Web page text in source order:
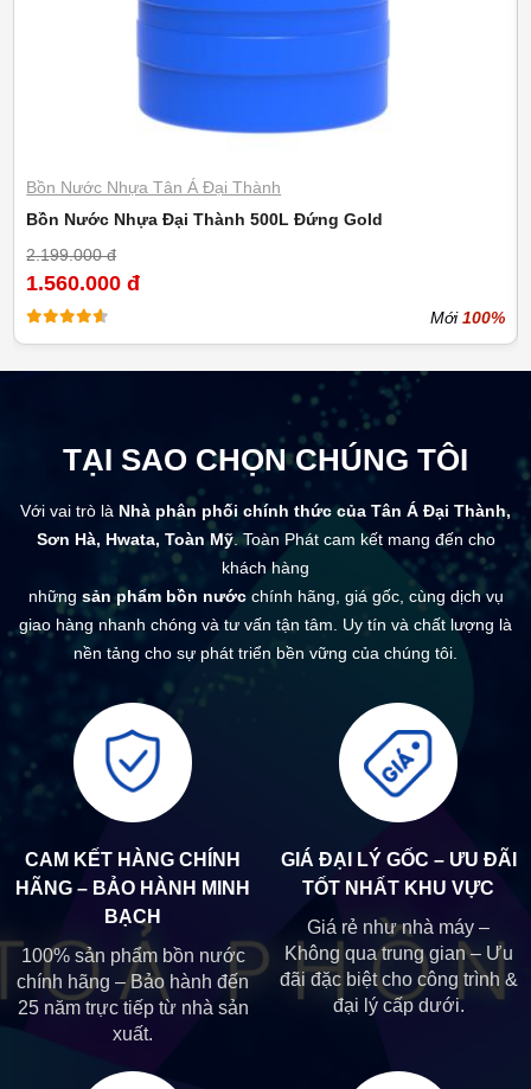
Bồn Nước Nhựa Tân Á Đại Thành
Bồn Nước Nhựa Đại Thành 500L Đứng Gold
2.199.000 đ
1.560.000 đ
Mới100%
TẠI SAO CHỌN CHÚNG TÔI
Với vai trò là Nhà phân phối chính thức của Tân Á Đại Thành,
Sơn Hà, Hwata, Toàn Mỹ. Toàn Phát cam kết mang đến cho
khách hàng
những sản phẩm bồn nướcchính hãng, giá gốc, cùng dịch vụ
giao hàng nhanh chóng và tư vấn tận tâm. Uy tín và chất lượng là
nền tảng cho sự phát triển bền vững của chúng tôi.
CAM KẾT HÀNG CHÍNH
HÃNG – BẢO HÀNH MINH
BẠCH
100% sản phẩm bồn nước
chính hãng – Bảo hành đến
25 năm trực tiếp từ nhà sản
xuất.
GIÁ ĐẠI LÝ GỐC – ƯU ĐÃI
TỐT NHẤT KHU VỰC
Giá rẻ như nhà máy –
Không qua trung gian – Ưu
đãi đặc biệt cho công trình &
đại lý cấp dưới.